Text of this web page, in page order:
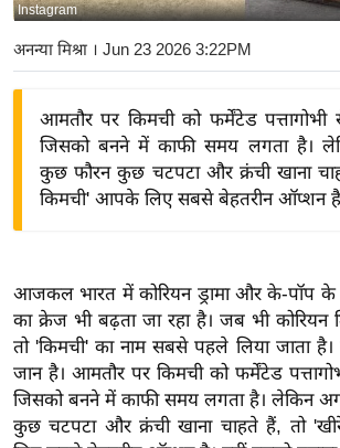
बि
ज़
ने
द्यो
वि
शे
ष
ज्ञ
रा
Instagram
अनन्या मिश्रा । Jun 23 2026 3:22PM
आमतौर पर किमची को फर्मेंटेड पत्तागोभी
जिसको बनने में काफी समय लगता है।
कुछ फौरन कुछ चटपटा और क्रंची खाना
किमची' आपके लिए सबसे बेहतरीन ऑप्शन
आजकल भारत में कोरियन ड्रामा और के-पॉप के
का क्रेज भी बढ़ता जा रहा है। जब भी कोरियन
तो 'किमची' का नाम सबसे पहले लिया जाता
जान है। आमतौर पर किमची को फर्मेंटेड
जिसको बनने में काफी समय लगता है। लेकिन
कुछ चटपटा और क्रंची खाना चाहते हैं, तो